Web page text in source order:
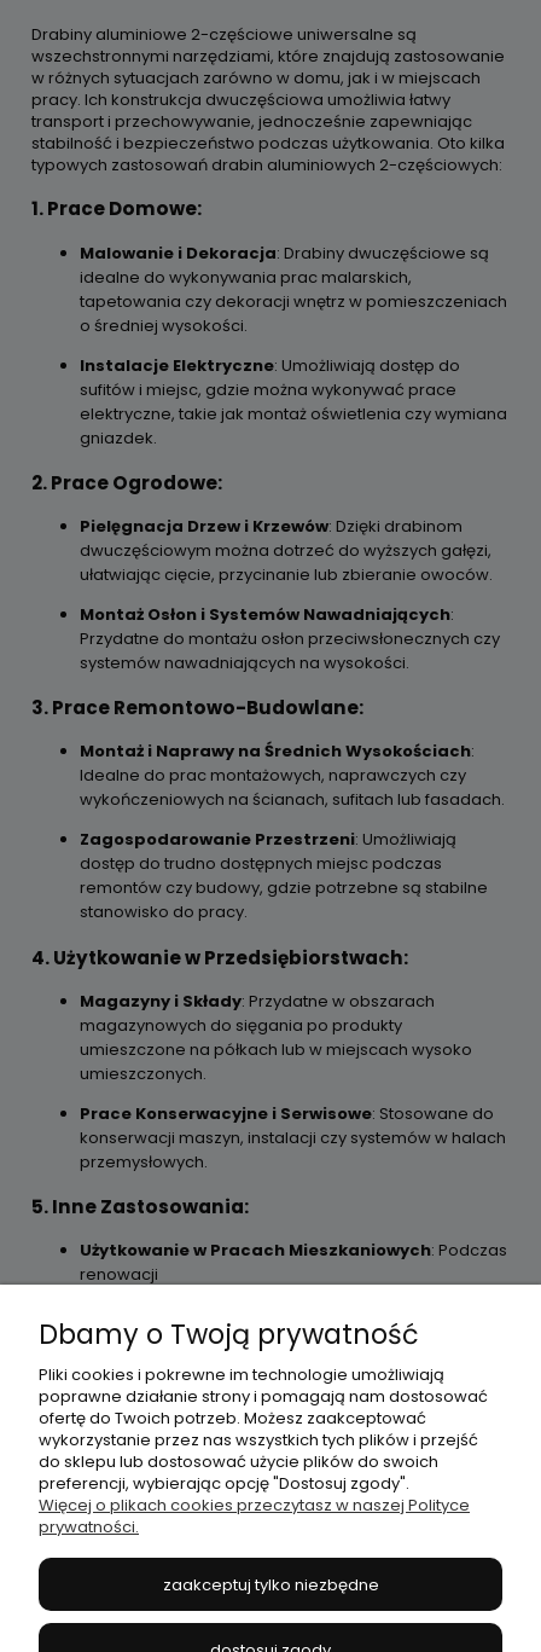
Drabiny aluminiowe 2-częściowe uniwersalne są
wszechstronnymi narzędziami, które znajdują zastosowanie
w różnych sytuacjach zarówno w domu, jak i w miejscach
pracy. Ich konstrukcja dwuczęściowa umożliwia łatwy
transport i przechowywanie, jednocześnie zapewniając
stabilność i bezpieczeństwo podczas użytkowania. Oto kilka
typowych zastosowań drabin aluminiowych 2-częściowych:
1. Prace Domowe:
Malowanie i Dekoracja: Drabiny dwuczęściowe są
idealne do wykonywania prac malarskich,
tapetowania czy dekoracji wnętrz w pomieszczeniach
o średniej wysokości.
Instalacje Elektryczne: Umożliwiają dostęp do
sufitów i miejsc, gdzie można wykonywać prace
elektryczne, takie jak montaż oświetlenia czy wymiana
gniazdek.
2. Prace Ogrodowe:
Pielęgnacja Drzew i Krzewów: Dzięki drabinom
dwuczęściowym można dotrzeć do wyższych gałęzi,
ułatwiając cięcie, przycinanie lub zbieranie owoców.
Montaż Osłon i Systemów Nawadniających:
Przydatne do montażu osłon przeciwsłonecznych czy
systemów nawadniających na wysokości.
3. Prace Remontowo-Budowlane:
Montaż i Naprawy na Średnich Wysokościach:
Idealne do prac montażowych, naprawczych czy
wykończeniowych na ścianach, sufitach lub fasadach.
Zagospodarowanie Przestrzeni: Umożliwiają
dostęp do trudno dostępnych miejsc podczas
remontów czy budowy, gdzie potrzebne są stabilne
stanowisko do pracy.
4. Użytkowanie w Przedsiębiorstwach:
Magazyny i Składy: Przydatne w obszarach
magazynowych do sięgania po produkty
umieszczone na półkach lub w miejscach wysoko
umieszczonych.
Prace Konserwacyjne i Serwisowe: Stosowane do
konserwacji maszyn, instalacji czy systemów w halach
przemysłowych.
5. Inne Zastosowania:
Użytkowanie w Pracach Mieszkaniowych: Podczas
renowacji
Moje konto
Płatności i dostawa
O nas
Dbamy o Twoją prywatność
Pliki cookies i pokrewne im technologie umożliwiają
poprawne działanie strony i pomagają nam dostosować
ofertę do Twoich potrzeb. Możesz zaakceptować
wykorzystanie przez nas wszystkich tych plików i przejść
do sklepu lub dostosować użycie plików do swoich
preferencji, wybierając opcję "Dostosuj zgody".
Więcej o plikach cookies przeczytasz w naszej Polityce
prywatności.
zaakceptuj tylko niezbędne